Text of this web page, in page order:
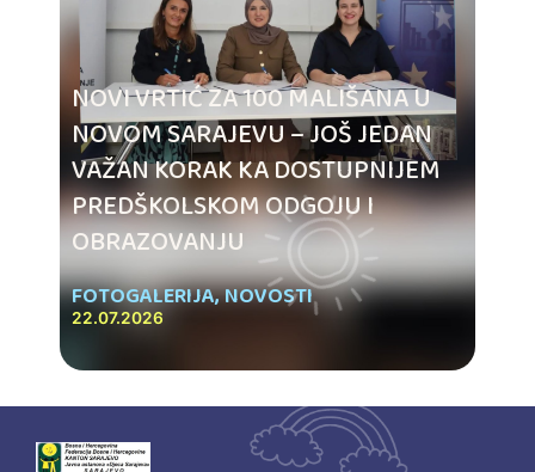
NOVI VRTIĆ ZA 100 MALIŠANA U
NOVOM SARAJEVU – JOŠ JEDAN
VAŽAN KORAK KA DOSTUPNIJEM
PREDŠKOLSKOM ODGOJU I
OBRAZOVANJU
FOTOGALERIJA,NOVOSTI
22.07.2026